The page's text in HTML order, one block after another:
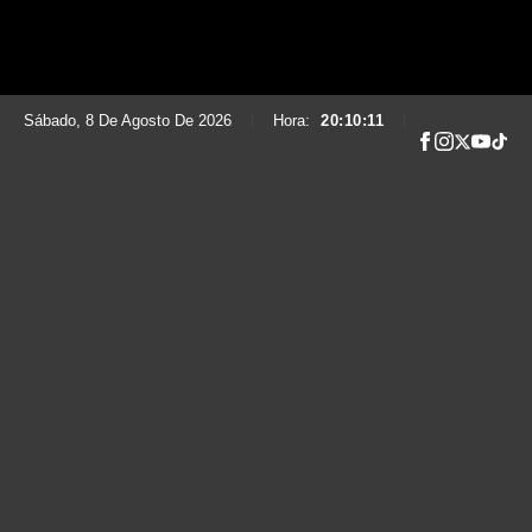
Sábado, 8 De Agosto De 2026 Hora: 20:10:12